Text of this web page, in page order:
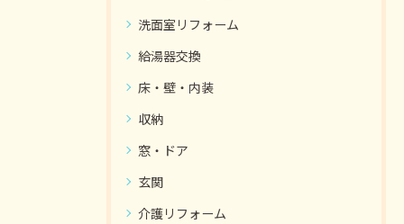
洗面室リフォーム
給湯器交換
床・壁・内装
収納
窓・ドア
玄関
介護リフォーム